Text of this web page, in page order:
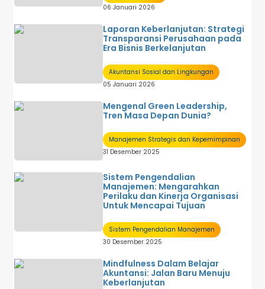
06 Januari 2026
Laporan Keberlanjutan: Strategi
Transparansi Perusahaan pada
Era Bisnis Berkelanjutan
Akuntansi Sosial dan Lingkungan
05 Januari 2026
Mengenal Green Leadership,
Tren Masa Depan Dunia?
Manajemen Strategis dan Kepemimpinan
31 Desember 2025
Sistem Pengendalian
Manajemen: Mengarahkan
Perilaku dan Kinerja Organisasi
Untuk Mencapai Tujuan
Sistem Pengendalian Manajemen
30 Desember 2025
Mindfulness Dalam Belajar
Akuntansi: Jalan Baru Menuju
Keberlanjutan